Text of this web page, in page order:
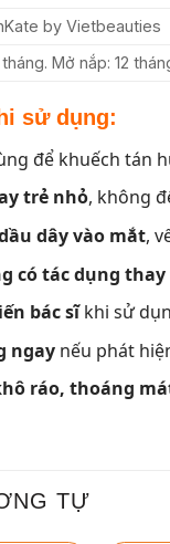
by Vietbeauties
Mở nắp: 12
sử dụng:
để khuếch tán
trẻ nhỏ, không
dây vào mắt,
có tác dụng
bác sĩkhi sử
ngay nếu phát
ráo, thoáng
TỰ